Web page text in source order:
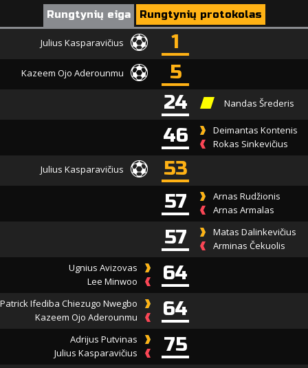
Rungtynių eiga Rungtynių protokolas
Julius Kasparavičius 1
Kazeem Ojo Aderounmu
5
24
Nandas Šrederis
46
Deimantas Kontenis
Rokas Sinkevičius
Julius Kasparavičius
53
57
Arnas Rudžionis
Arnas Armalas
57
Matas Dalinkevičius
Arminas Čekuolis
Ugnius Avizovas
Lee Minwoo
64
Patrick Ifediba Chiezugo Nwegbo
Kazeem Ojo Aderounmu
64
Adrijus Putvinas
Julius Kasparavičius
75